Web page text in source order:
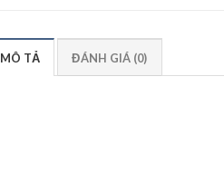
MÔ TẢ ĐÁNH GIÁ (0)